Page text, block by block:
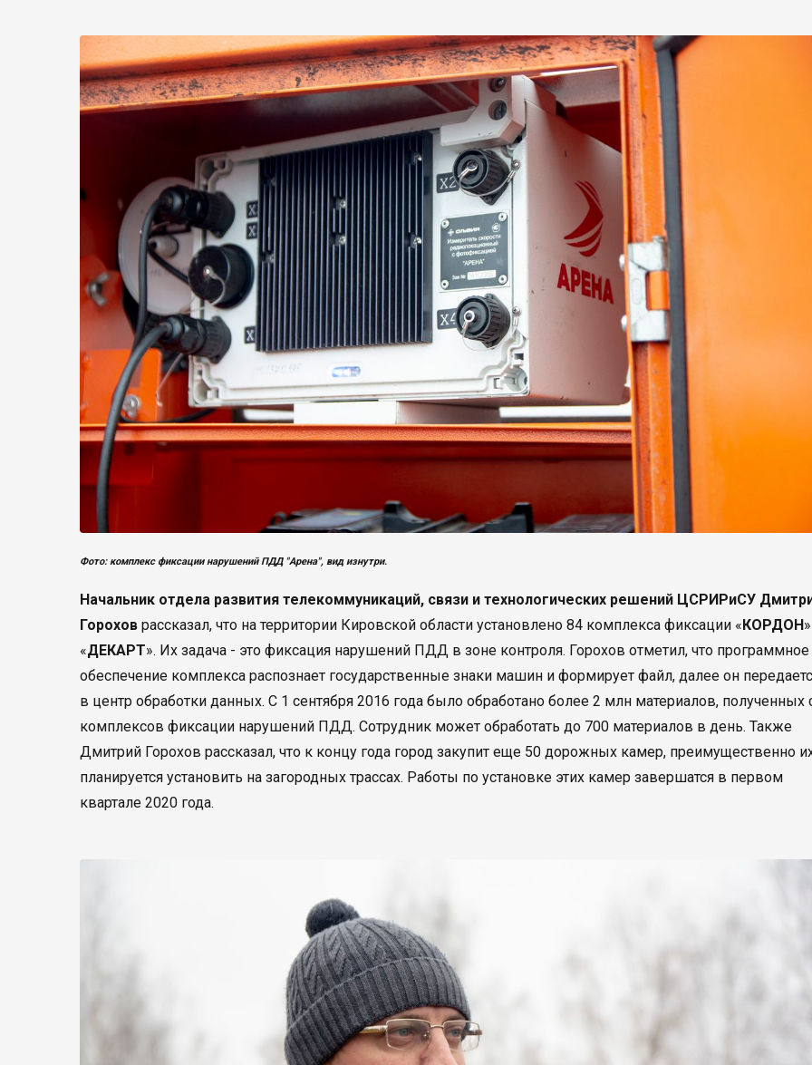
Фото: комплекс фиксации нарушений ПДД "Арена", вид изнутри.
Начальник отдела развития телекоммуникаций, связи и технологических решений ЦСРИРиСУ
Горохов рассказал, что на территории Кировской области установлено 84 комплекса фиксации « КОРДОН
«ДЕКАРТ». Их задача - это фиксация нарушений ПДД в зоне контроля. Горохов отметил, что программное
обеспечение комплекса распознает государственные знаки машин и формирует файл, далее он
в центр обработки данных. С 1 сентября 2016 года было обработано более 2 млн материалов, полученных
комплексов фиксации нарушений ПДД. Сотрудник может обработать до 700 материалов в день. Также
Дмитрий Горохов рассказал, что к концу года город закупит еще 50 дорожных камер, преимущественно
планируется установить на загородных трассах. Работы по установке этих камер завершатся в первом
квартале 2020 года.